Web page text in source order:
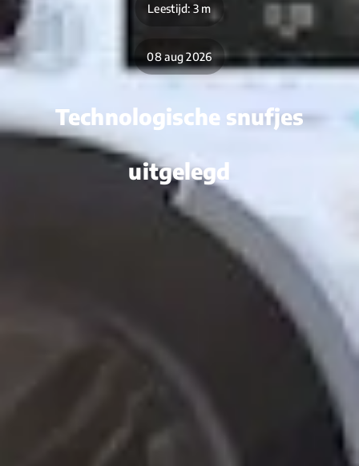
Leestijd: 3 m
08 aug 2026
Technologische snufjes
uitgelegd